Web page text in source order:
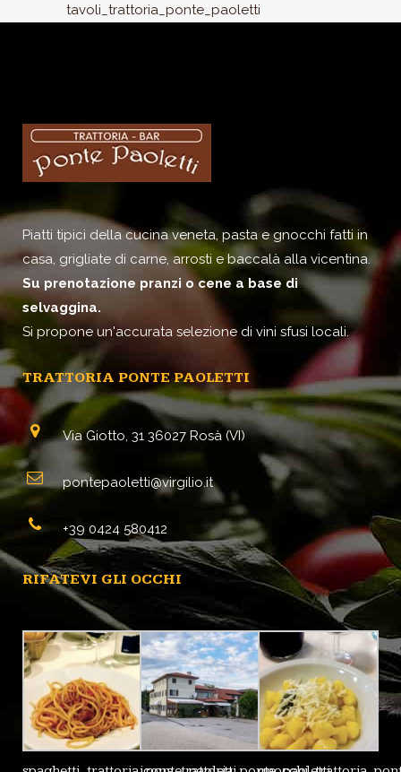
tavoli_trattoria_ponte_paoletti
Piatti tipici della cucina veneta, pasta e gnocchi fatti in
casa, grigliate di carne, arrosti e baccalà alla vicentina.
Su prenotazione pranzi o cene a base di
selvaggina.
Si propone un'accurata selezione di vini sfusi locali.
TRATTORIA PONTE PAOLETTI
Via Giotto, 31 36027 Rosà (VI)
pontepaoletti@virgilio.it
+39 0424 580412
RIFATEVI GLI OCCHI